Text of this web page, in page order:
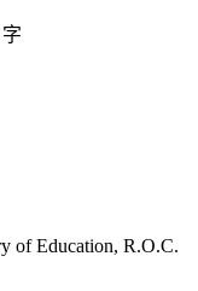
字
of Education, R.O.C.